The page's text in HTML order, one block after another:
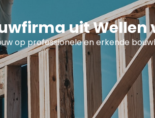
uit Wellen
op professionele en erkende